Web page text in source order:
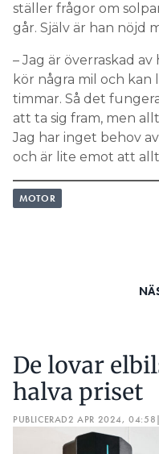
ställer frågor om
går. Själv är han nöjd
– Jag är överraskad
kör några mil och kan
timmar. Så det
att ta sig fram, men
Jag har inget behov
och är lite emot att allt
MOTOR
De lovar
halva priset
PUBLICERAD2 APR 2024, 04:58